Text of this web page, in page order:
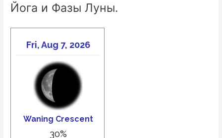
Йога и Фазы Луны.